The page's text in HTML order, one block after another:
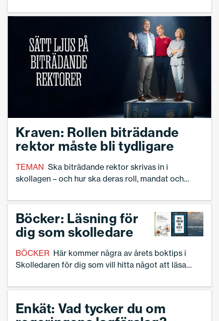
Sångefjord. Den arena som används är
Stordammens F–9-skola i Sävja utanför Uppsala.
En skola med 700 elever och cirka 80
medarbetare.
Kraven: Rollen biträdande
rektor måste bli tydligare
TEMAN Ska biträdande rektor skrivas in i
skollagen – och hur ska deras roll, mandat och
kring biträdande rektorer som Sveriges Skolledare
vill se ett svar på.
Böcker: Läsning för
dig som skolledare
BÖCKER Här kommer några av årets boktips i
Skolledaren för dig som vill hitta något att läsa
Enkät: Vad tycker du om